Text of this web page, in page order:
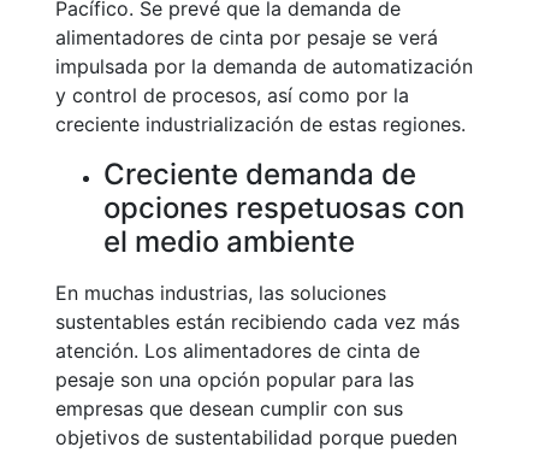
Pacífico. Se prevé que la demanda de
alimentadores de cinta por pesaje se verá
impulsada por la demanda de automatización
y control de procesos, así como por la
creciente industrialización de estas regiones.
Creciente demanda de
opciones respetuosas con
el medio ambiente
En muchas industrias, las soluciones
sustentables están recibiendo cada vez más
atención. Los alimentadores de cinta de
pesaje son una opción popular para las
empresas que desean cumplir con sus
objetivos de sustentabilidad porque pueden